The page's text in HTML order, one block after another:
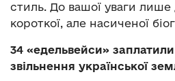
стиль. До вашої уваги лише
короткої, але насиченої
34 «едельвейси»
звільнення української